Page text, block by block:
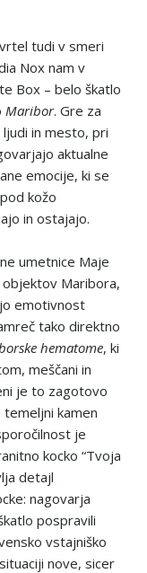
tudi v smeri
Nox nam v
Box – belo škatlo
Maribor. Gre za
in mesto, pri
aktualne
emocije, ki se
kožo
in ostajajo.
umetnice Maje
Maribora,
emotivnost
tako direktno
hematome, ki
meščani in
je to zagotovo
temeljni kamen
je
kocko “Tvoja
detajl
nagovarja
pospravili
vstajniško
nove, sicer